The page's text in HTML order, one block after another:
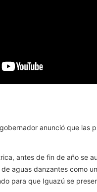
anunció que
antes de fin de año se
aguas danzantes como
para que Iguazú se